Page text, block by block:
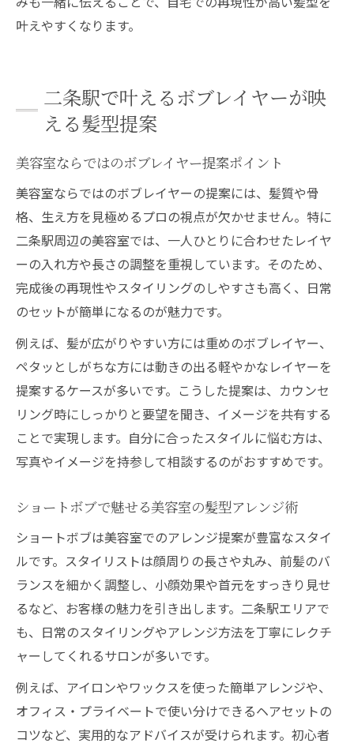
叶えやすくなります。
二条駅で叶えるボブレイヤーが映
える髪型提案
美容室ならではのボブレイヤー提案ポイント
美容室ならではのボブレイヤーの提案には、髪質や骨
格、生え方を見極めるプロの視点が欠かせません。特に
二条駅周辺の美容室では、一人ひとりに合わせたレイヤ
ーの入れ方や長さの調整を重視しています。そのため、
完成後の再現性やスタイリングのしやすさも高く、日常
のセットが簡単になるのが魅力です。
例えば、髪が広がりやすい方には重めのボブレイヤー、
ペタッとしがちな方には動きの出る軽やかなレイヤーを
提案するケースが多いです。こうした提案は、カウンセ
リング時にしっかりと要望を聞き、イメージを共有する
ことで実現します。自分に合ったスタイルに悩む方は、
写真やイメージを持参して相談するのがおすすめです。
ショートボブで魅せる美容室の髪型アレンジ術
ショートボブは美容室でのアレンジ提案が豊富なスタイ
ルです。スタイリストは顔周りの長さや丸み、前髪のバ
ランスを細かく調整し、小顔効果や首元をすっきり見せ
るなど、お客様の魅力を引き出します。二条駅エリアで
も、日常のスタイリングやアレンジ方法を丁寧にレクチ
ャーしてくれるサロンが多いです。
例えば、アイロンやワックスを使った簡単アレンジや、
オフィス・プライベートで使い分けできるヘアセットの
コツなど、実用的なアドバイスが受けられます。初心者